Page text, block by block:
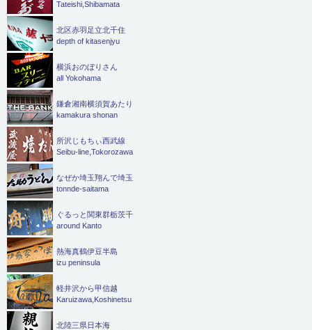
Tateishi,Shibamata
北区赤羽足立北千住
depth of kitasenjyu
横浜おのぼりさん
all Yokohama
鎌倉湘南横須賀あたり
kamakura shonan
所沢じもちぃ西武線
Seibu-line,Tokorozawa
なぜか埼玉翔んで埼玉
tonnde-saitama
ぐるっと関東群栃茨千
around Kanto
熱海真鶴伊豆半島
izu peninsula
軽井沢から甲信越
Karuizawa,Koshinetsu
北陸三県日本海